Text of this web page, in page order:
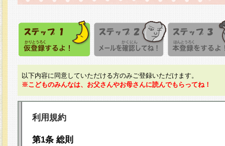
以下内容に同意していただける方のみご登録いただけます。
※こどものみんなは、お父さんやお母さんに読んでもらってね！
利用規約
第1条 総則